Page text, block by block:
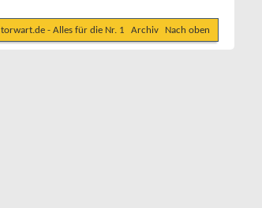
torwart.de - Alles für die Nr. 1 Archiv Nach oben